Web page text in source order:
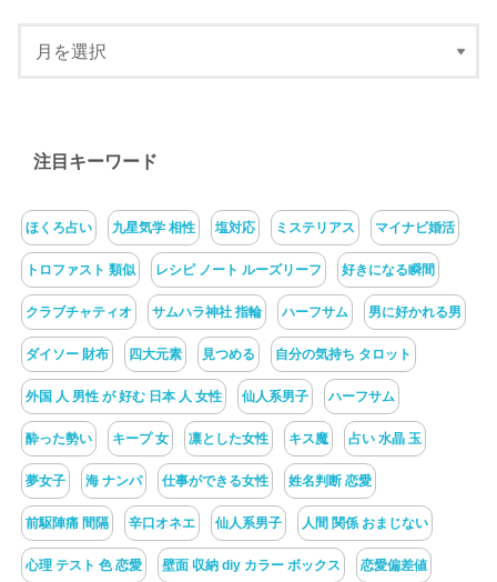
注目キーワード
ほくろ占い 九星気学 相性 塩対応 ミステリアス マイナビ婚活
トロファスト 類似 レシピ ノート ルーズリーフ 好きになる瞬間
クラブチャティオ サムハラ神社 指輪 ハーフサム 男に好かれる男
ダイソー 財布 四大元素 見つめる 自分の気持ち タロット
外国 人 男性 が 好む 日本 人 女性 仙人系男子 ハーフサム
酔った勢い キープ 女 凛とした女性 キス魔 占い 水晶 玉
夢女子 海 ナンパ 仕事ができる女性 姓名判断 恋愛
前駆陣痛 間隔 辛口オネエ 仙人系男子 人間 関係 おまじない
心理 テスト 色 恋愛 壁面 収納 diy カラー ボックス 恋愛偏差値